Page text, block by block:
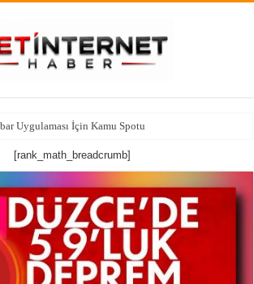
Uygulaması İçin Kamu Spotu
[rank_math_breadcrumb]